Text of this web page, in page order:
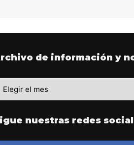
de información y
nuestras redes